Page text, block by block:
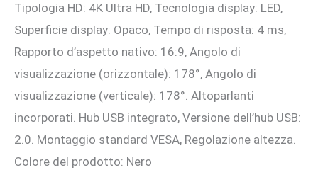
479,90 €.360,00 €.
Tipologia HD: 4K Ultra HD, Tecnologia display: LED,
Superficie display: Opaco, Tempo di risposta: 4 ms,
Rapporto d’aspetto nativo: 16:9, Angolo di
visualizzazione (orizzontale): 178°, Angolo di
visualizzazione (verticale): 178°. Altoparlanti
incorporati. Hub USB integrato, Versione dell’hub USB:
2.0. Montaggio standard VESA, Regolazione altezza.
Colore del prodotto: Nero